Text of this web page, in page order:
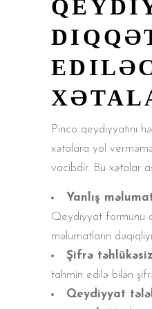
Pinco qeydiyyatını
xətalara yol
vacibdir. Bu xətalar
Yanlış
Qeydiyyat formunu
məlumatların
Şifrə
tahmin edilə bilən
Qeydiyyat